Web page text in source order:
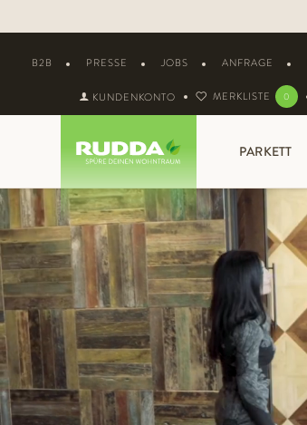
B2B PRESSE JOBS ANFRAGE
KUNDENKONTO MERKLISTE 0
PARKETT